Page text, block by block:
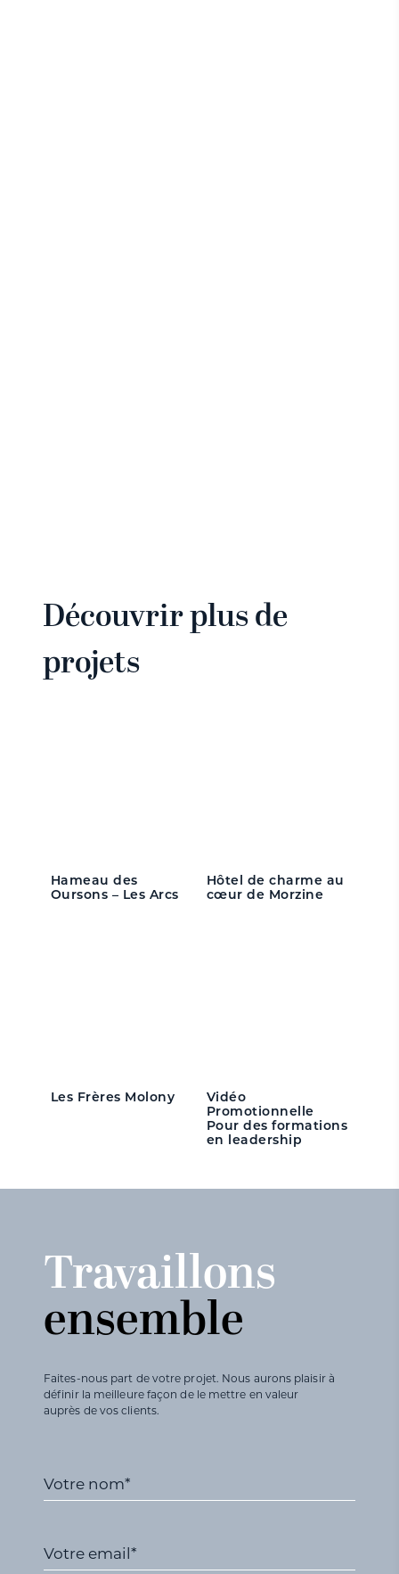
Découvrir plus de
projets
Hameau des
Oursons – Les Arcs
Hôtel de charme au
cœur de Morzine
Les Frères Molony
Vidéo
Promotionnelle
Pour des formations
en leadership
Votre nom*
Votre email*
Travaillons
ensemble
Faites-nous part de votre projet. Nous aurons plaisir à
définir la meilleure façon de le mettre en valeur
auprès de vos clients.